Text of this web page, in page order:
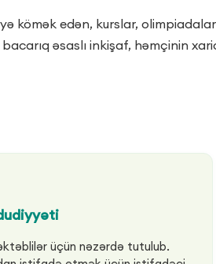
kömək edən, kurslar,
əsaslı inkişaf, həmçinin
üçün nəzərdə tutulub.